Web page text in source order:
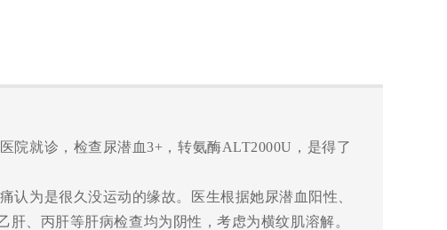
院就诊，检查尿潜血3+，转氨酶ALT2000U ，是得了
认为是很久没运动的缘故。医生根据她尿潜血阳性、
肝、丙肝等肝病检查均为阴性，考虑为横纹肌溶解。